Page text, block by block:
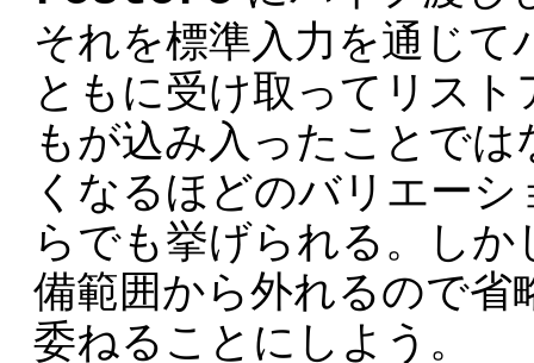
それを標準入力を通じ
ともに受け取ってリス
もが込み入ったことで
くなるほどのバリエー
らでも挙げられる。し
備範囲から外れるので省
委ねることにしよう。